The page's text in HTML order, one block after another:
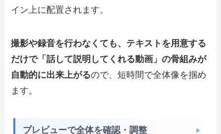
イン上に配置されます。
撮影や録音を行わなくても、テキストを用意する
だけで「話して説明してくれる動画」の骨組みが
自動的に出来上がるので、短時間で全体像を掴め
ます。
プレビューで全体を確認・調整